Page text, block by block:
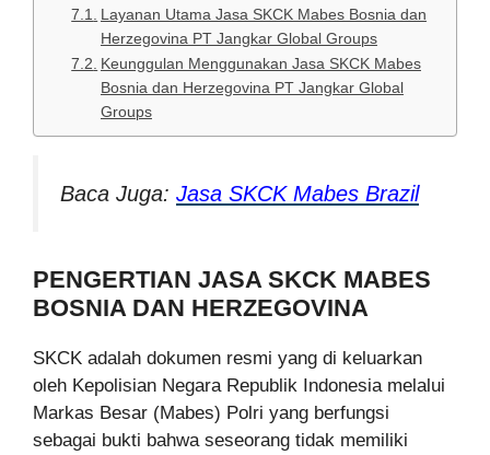
Layanan Utama Jasa SKCK Mabes Bosnia dan
Herzegovina PT Jangkar Global Groups
Keunggulan Menggunakan Jasa SKCK Mabes
Bosnia dan Herzegovina PT Jangkar Global
Groups
Baca Juga: Jasa SKCK Mabes Brazil
PENGERTIAN JASA SKCK MABES
BOSNIA DAN HERZEGOVINA
SKCK adalah dokumen resmi yang di keluarkan
oleh Kepolisian Negara Republik Indonesia melalui
Markas Besar (Mabes) Polri yang berfungsi
sebagai bukti bahwa seseorang tidak memiliki